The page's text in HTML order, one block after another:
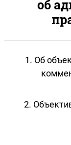
об
1. Об
2.